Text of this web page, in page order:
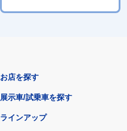
お店を探す
展示車/試乗車を探す
ラインアップ